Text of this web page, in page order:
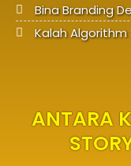
Bina Branding
Kalah Algorithm
ANTARA